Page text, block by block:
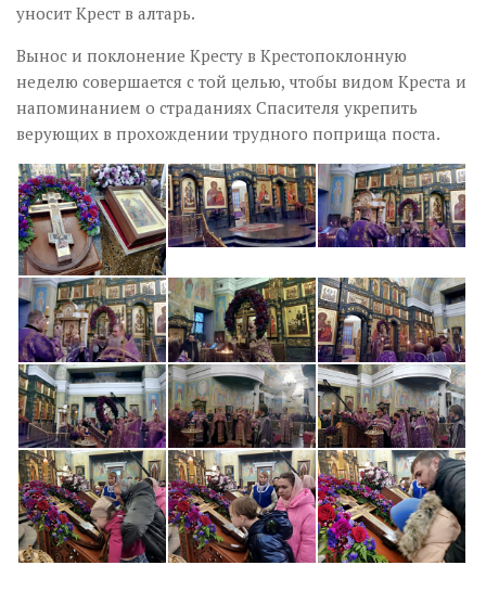
уносит Крест в алтарь.
Вынос и поклонение Кресту в Крестопоклонную
неделю совершается с той целью, чтобы видом Креста и
напоминанием о страданиях Спасителя укрепить
верующих в прохождении трудного поприща поста.